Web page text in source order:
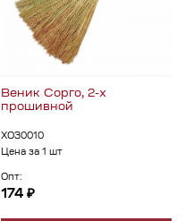
Веник Сорго, 2-х
прошивной
ХОЗ0010
Цена за 1 шт
Опт:
174 ₽